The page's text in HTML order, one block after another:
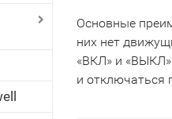
Основные
них нет
«ВКЛ» и
и отключаться